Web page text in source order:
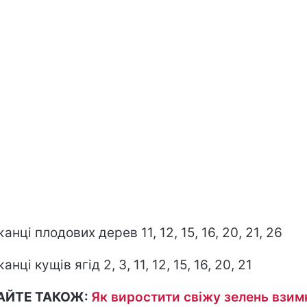
плодових дерев 11, 12, 15, 16, 20, 21, 26
кущів ягід 2, 3, 11, 12, 15, 16, 20, 21
ТАКОЖ: Як виростити свіжу зелень